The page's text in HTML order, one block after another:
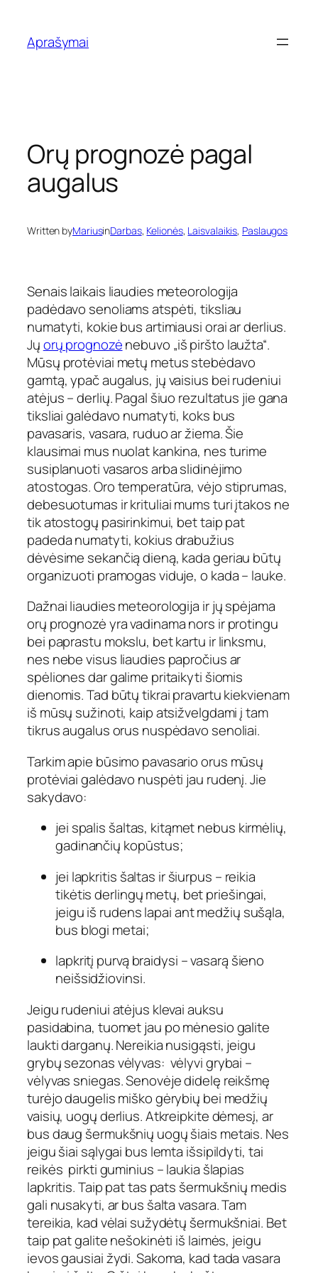
turinio
Aprašymai
Orų prognozė pagal
augalus
Written byMariusinDarbas, Kelionės, Laisvalaikis, Paslaugos
Senais laikais liaudies meteorologija
padėdavo senoliams atspėti, tiksliau
numatyti, kokie bus artimiausi orai ar derlius.
Jųorų prognozėnebuvo „iš piršto laužta“.
Mūsų protėviai metų metus stebėdavo
gamtą, ypač augalus, jų vaisius bei rudeniui
atėjus – derlių. Pagal šiuo rezultatus jie gana
tiksliai galėdavo numatyti, koks bus
pavasaris, vasara, ruduo ar žiema. Šie
klausimai mus nuolat kankina, nes turime
susiplanuoti vasaros arba slidinėjimo
atostogas. Oro temperatūra, vėjo stiprumas,
debesuotumas ir krituliai mums turi įtakos ne
tik atostogų pasirinkimui, bet taip pat
padeda numatyti, kokius drabužius
dėvėsime sekančią dieną, kada geriau būtų
organizuoti pramogas viduje, o kada – lauke.
Dažnai liaudies meteorologija ir jų spėjama
orų prognozė yra vadinama nors ir protingu
bei paprastu mokslu, bet kartu ir linksmu,
nes nebe visus liaudies papročius ar
spėliones dar galime pritaikyti šiomis
dienomis. Tad būtų tikrai pravartu kiekvienam
iš mūsų sužinoti, kaip atsižvelgdami į tam
tikrus augalus orus nuspėdavo senoliai.
Tarkim apie būsimo pavasario orus mūsų
protėviai galėdavo nuspėti jau rudenį. Jie
sakydavo:
jei spalis šaltas, kitąmet nebus kirmėlių,
gadinančių kopūstus;
jei lapkritis šaltas ir šiurpus – reikia
tikėtis derlingų metų, bet priešingai,
jeigu iš rudens lapai ant medžių sušąla,
bus blogi metai;
lapkritį purvą braidysi – vasarą šieno
neišsidžiovinsi.
Jeigu rudeniui atėjus klevai auksu
pasidabina, tuomet jau po mėnesio galite
laukti darganų. Nereikia nusigąsti, jeigu
grybų sezonas vėlyvas: vėlyvi grybai –
vėlyvas sniegas. Senovėje didelę reikšmę
turėjo daugelis miško gėrybių bei medžių
vaisių, uogų derlius. Atkreipkite dėmesį, ar
bus daug šermukšnių uogų šiais metais. Nes
jeigu šiai sąlygai bus lemta išsipildyti, tai
reikės pirkti guminius – laukia šlapias
lapkritis. Taip pat tas pats šermukšnių medis
gali nusakyti, ar bus šalta vasara. Tam
tereikia, kad vėlai sužydėtų šermukšniai. Bet
taip pat galite nešokinėti iš laimės, jeigu
ievos gausiai žydi. Sakoma, kad tada vasara